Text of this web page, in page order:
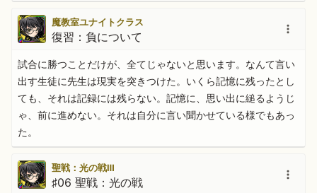
魔教室ユナイトクラス
復習：負について
試合に勝つことだけが、全てじゃないと思います。なんて言い
出す生徒に先生は現実を突きつけた。いくら記憶に残ったとし
ても、それは記録には残らない。記憶に、思い出に縋るようじ
ゃ、前に進めない。それは自分に言い聞かせている様でもあっ
た。
聖戦：光の戦Ⅲ
♯06 聖戦：光の戦